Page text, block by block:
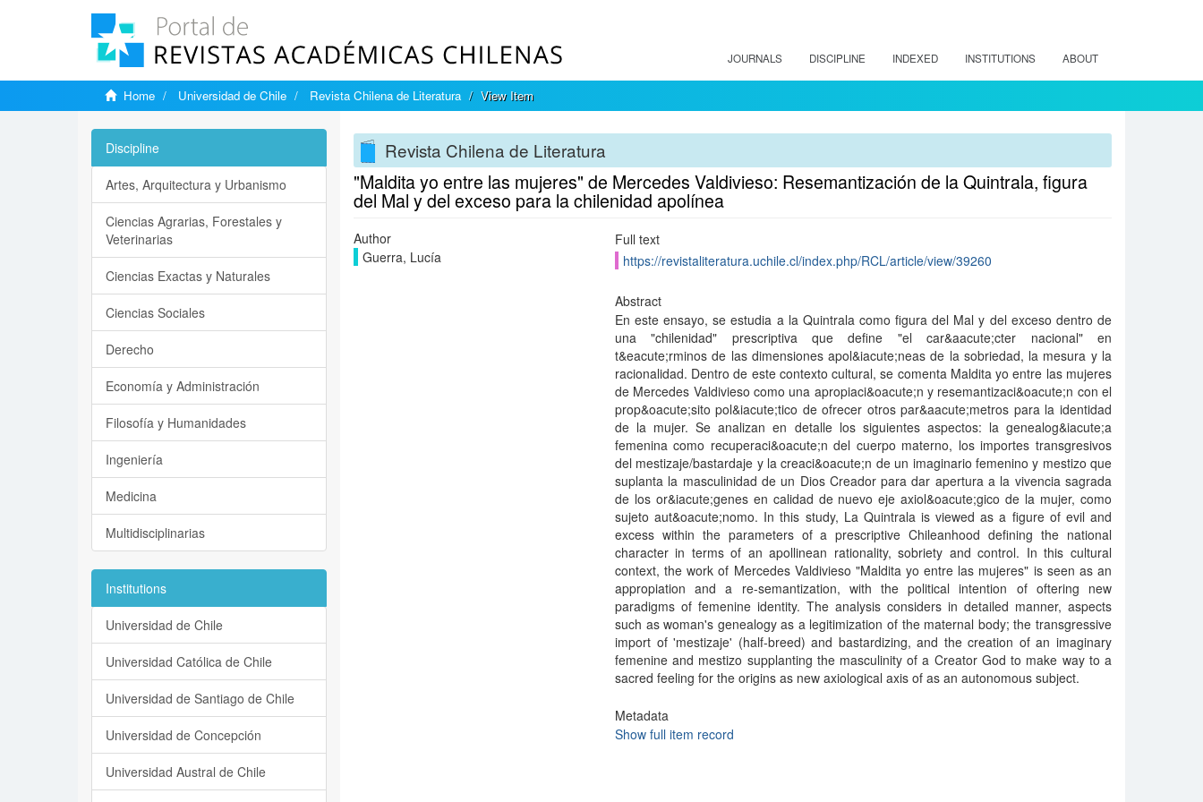
JOURNALS DISCIPLINE INDEXED INSTITUTIONS ABOUT
Home Universidad de Chile Revista Chilena de Literatura View Item
Revista Chilena de Literatura
"Maldita yo entre las mujeres" de Mercedes Valdivieso: Resemantización de la Quintrala, figura
del Mal y del exceso para la chilenidad apolínea
Author
Guerra, Lucía
Full text
https://revistaliteratura.uchile.cl/index.php/RCL/article/view/39260
Abstract
En este ensayo, se estudia a la Quintrala como figura del Mal y del exceso dentro de
una "chilenidad" prescriptiva que define "el car&aacute;cter nacional" en
t&eacute;rminos de las dimensiones apol&iacute;neas de la sobriedad, la mesura y la
racionalidad. Dentro de este contexto cultural, se comenta Maldita yo entre las mujeres
de Mercedes Valdivieso como una apropiaci&oacute;n y resemantizaci&oacute;n con el
prop&oacute;sito pol&iacute;tico de ofrecer otros par&aacute;metros para la identidad
de la mujer. Se analizan en detalle los siguientes aspectos: la genealog&iacute;a
femenina como recuperaci&oacute;n del cuerpo materno, los importes transgresivos
del mestizaje/bastardaje y la creaci&oacute;n de un imaginario femenino y mestizo que
suplanta la masculinidad de un Dios Creador para dar apertura a la vivencia sagrada
de los or&iacute;genes en calidad de nuevo eje axiol&oacute;gico de la mujer, como
sujeto aut&oacute;nomo. In this study, La Quintrala is viewed as a figure of evil and
excess within the parameters of a prescriptive Chileanhood defining the national
character in terms of an apollinean rationality, sobriety and control. In this cultural
context, the work of Mercedes Valdivieso "Maldita yo entre las mujeres" is seen as an
appropiation and a re-semantization, with the political intention of oftering new
paradigms of femenine identity. The analysis considers in detailed manner, aspects
such as woman's genealogy as a legitimization of the maternal body; the transgressive
import of 'mestizaje' (half-breed) and bastardizing, and the creation of an imaginary
femenine and mestizo supplanting the masculinity of a Creator God to make way to a
sacred feeling for the origins as new axiological axis of as an autonomous subject.
Metadata
Show full item record
Discipline
Artes, Arquitectura y Urbanismo
Ciencias Agrarias, Forestales y
Veterinarias
Ciencias Exactas y Naturales
Ciencias Sociales
Derecho
Economía y Administración
Filosofía y Humanidades
Ingeniería
Medicina
Multidisciplinarias
Institutions
Universidad de Chile
Universidad Católica de Chile
Universidad de Santiago de Chile
Universidad de Concepción
Universidad Austral de Chile